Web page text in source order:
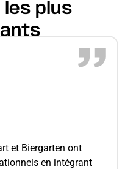
plus
et Biergarten ont
en intégrant